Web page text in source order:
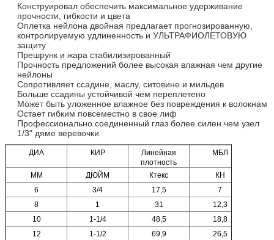
Конструировал обеспечить максимальное удерживание
прочности, гибкости и цвета
Оплетка нейлона двойная предлагает прогнозированную,
контролируемую удлиненность и УЛЬТРАФИОЛЕТОВУЮ
защиту
Прешрунк и жара стабилизированный
Прочность предложений более высокая влажная чем другие
нейлоны
Сопротивляет ссадине, маслу, ситовине и мильдев
Больше ссадины устойчивой чем переплетено
Может быть уложенное влажное без повреждения к волокнам
Остает гибким повсеместно в свое лиф
Профессионально соединенный глаз более силен чем узел
1/3" дяме веревочки
ДИА КИР
Линейная
плотность
МБЛ
ММ ДЮЙМ Ктекс
КН
6
3/4 17,5
7
8
1 31
12,3
10
1-1/4 48,5
18,8
12
1-1/2 69,9
26,5